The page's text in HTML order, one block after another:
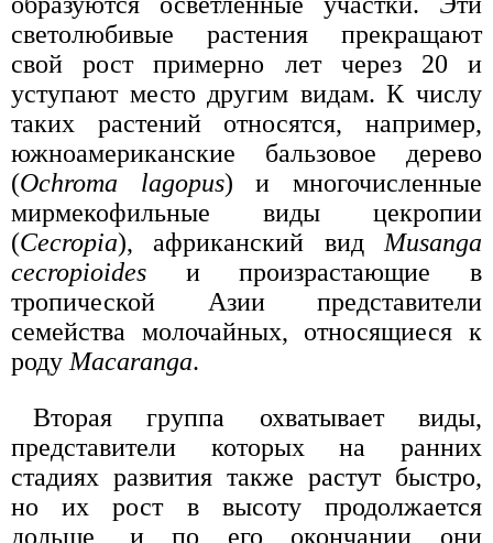
светолюбивые растения прекращают
свой рост примерно лет через 20 и
уступают место другим видам. К числу
таких растений относятся, например,
южноамериканские бальзовое дерево
(Ochroma lagopus) и многочисленные
мирмекофильные виды цекропии
(Cecropia), африканский вид Musanga
cecropioides и произрастающие в
тропической Азии представители
семейства молочайных, относящиеся к
роду Macaranga.
Вторая группа охватывает виды,
представители которых на ранних
стадиях развития также растут быстро,
но их рост в высоту продолжается
дольше, и по его окончании они